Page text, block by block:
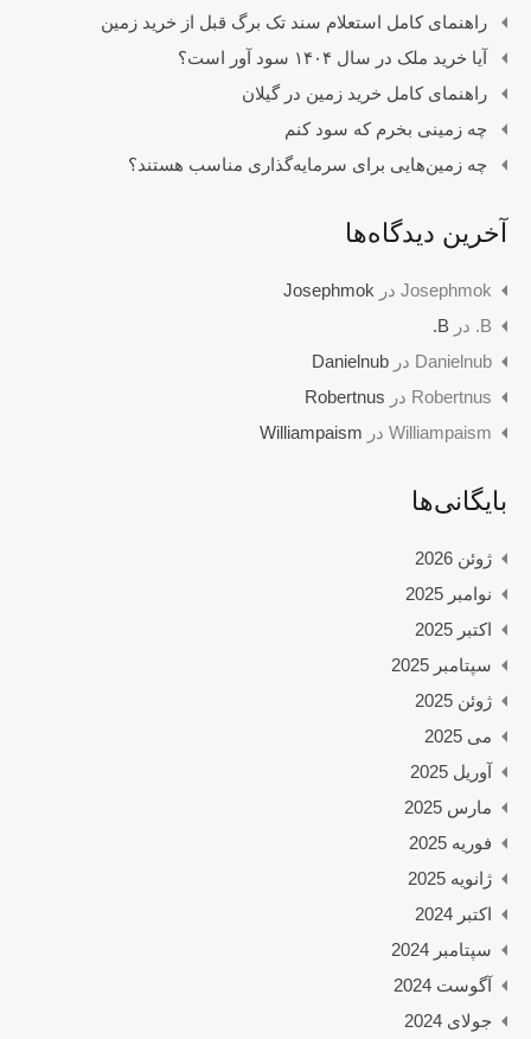
راهنمای کامل استعلام سند تک برگ قبل از خرید زمین
آیا خرید ملک در سال ۱۴۰۴ سود آور است؟
راهنمای کامل خرید زمین در گیلان
چه زمینی بخرم که سود کنم
چه زمین‌هایی برای سرمایه‌گذاری مناسب هستند؟
آخرین دیدگاه‌ها
Josephmok در Josephmok
B. در B.
Danielnub در Danielnub
Robertnus در Robertnus
Williampaism در Williampaism
بایگانی‌ها
ژوئن 2026
نوامبر 2025
اکتبر 2025
سپتامبر 2025
ژوئن 2025
می 2025
آوریل 2025
مارس 2025
فوریه 2025
ژانویه 2025
اکتبر 2024
سپتامبر 2024
آگوست 2024
جولای 2024